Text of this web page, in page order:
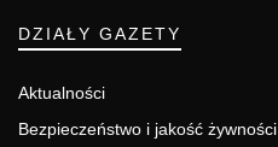
DZIAŁY GAZETY
Aktualności
Bezpieczeństwo i jakość żywności